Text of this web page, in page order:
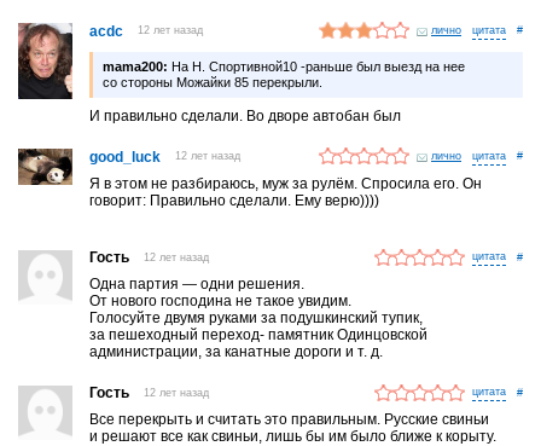
acdc 12 лет назад лично #
mama200: На Н. Спортивной10 -раньше был выезд на нее
со стороны Можайки 85 перекрыли.
И правильно сделали. Во дворе автобан был
good_luck 12 лет назад лично #
Я в этом не разбираюсь, муж за рулём. Спросила его. Он
говорит: Правильно сделали. Ему верю))))
Гость 12 лет назад #
Одна партия — одни решения.
От нового господина не такое увидим.
Голосуйте двумя руками за подушкинский тупик,
за пешеходный переход- памятник Одинцовской
администрации, за канатные дороги и т. д.
Гость 12 лет назад #
Все перекрыть и считать это правильным. Русские свиньи
и решают все как свиньи, лишь бы им было ближе к корыту.